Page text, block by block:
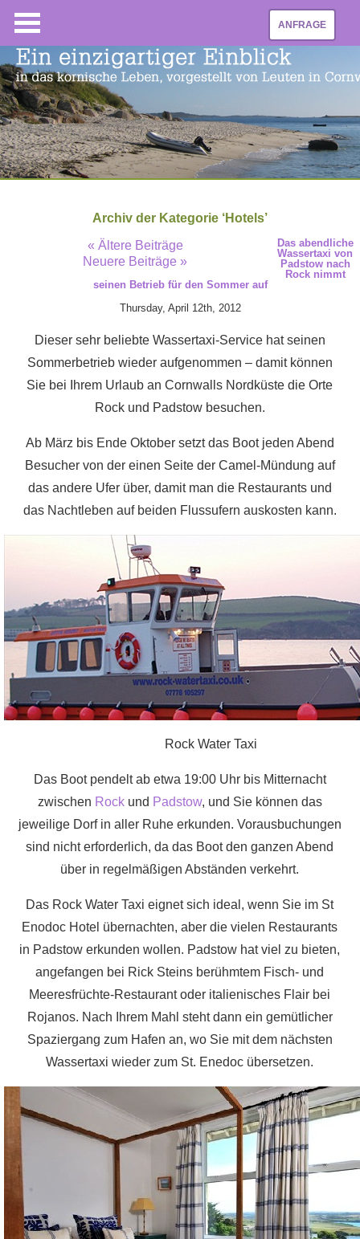
ANFRAGE
Archiv der Kategorie ‘Hotels’
« Ältere Beiträge
Neuere Beiträge »
Das abendliche
Wassertaxi von
Padstow nach
Rock nimmt
seinen Betrieb für den Sommer auf
Thursday, April 12th, 2012
Dieser sehr beliebte Wassertaxi-Service hat seinen
Sommerbetrieb wieder aufgenommen – damit können
Sie bei Ihrem Urlaub an Cornwalls Nordküste die Orte
Rock und Padstow besuchen.
Ab März bis Ende Oktober setzt das Boot jeden Abend
Besucher von der einen Seite der Camel-Mündung auf
das andere Ufer über, damit man die Restaurants und
das Nachtleben auf beiden Flussufern auskosten kann.
Rock Water Taxi
Das Boot pendelt ab etwa 19:00 Uhr bis Mitternacht
zwischen Rockund Padstow, und Sie können das
jeweilige Dorf in aller Ruhe erkunden. Vorausbuchungen
sind nicht erforderlich, da das Boot den ganzen Abend
über in regelmäßigen Abständen verkehrt.
Das Rock Water Taxi eignet sich ideal, wenn Sie im St
Enodoc Hotel übernachten, aber die vielen Restaurants
in Padstow erkunden wollen. Padstow hat viel zu bieten,
angefangen bei Rick Steins berühmtem Fisch- und
Meeresfrüchte-Restaurant oder italienisches Flair bei
Rojanos. Nach Ihrem Mahl steht dann ein gemütlicher
Spaziergang zum Hafen an, wo Sie mit dem nächsten
Wassertaxi wieder zum St. Enedoc übersetzen.